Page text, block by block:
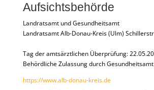
Aufsichtsbehörde
Landratsamt und Gesundheitsamt
Landratsamt Alb-Donau-Kreis (Ulm)
Tag der amtsärztlichen Überprüfung:
Behördliche Zulassung durch
https://www.alb-donau-kreis.de